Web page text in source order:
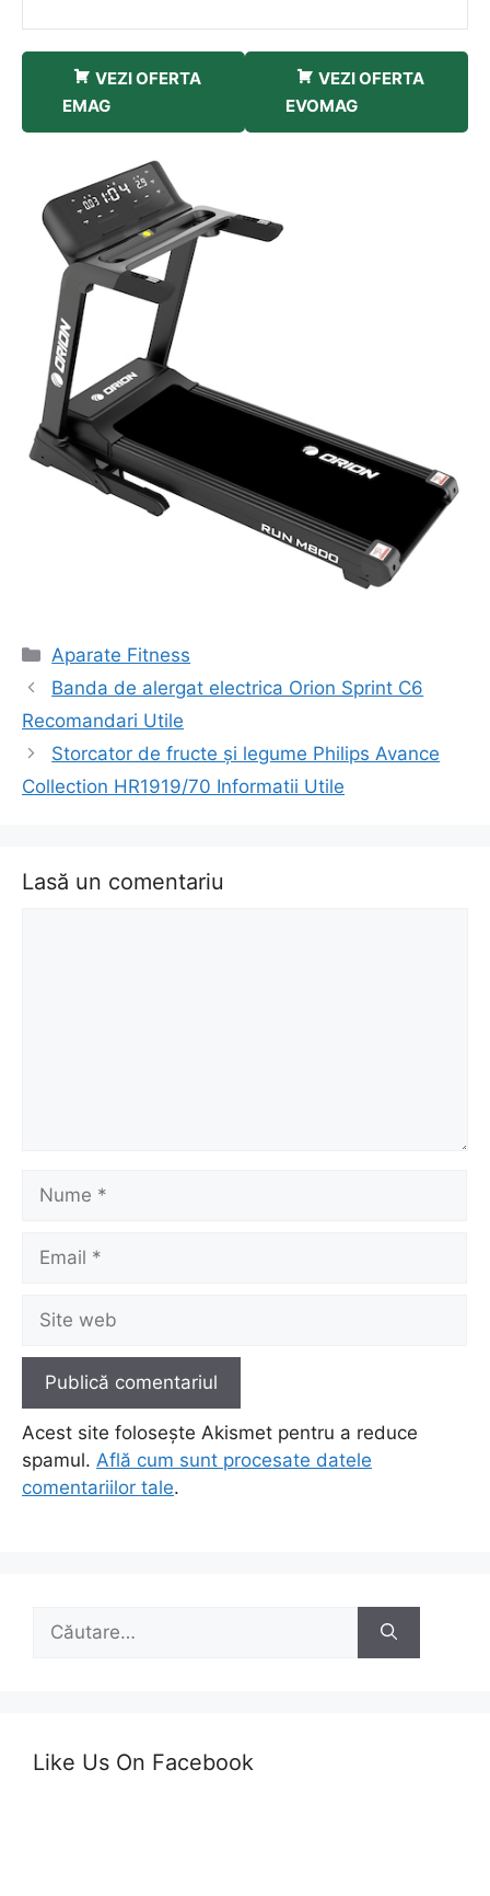
VEZI OFERTA
EMAG
VEZI OFERTA
EVOMAG
Categorii
Aparate Fitness
Navigare
în
Banda de alergat electrica Orion Sprint C6
Recomandari Utile
Storcator de fructe și legume Philips Avance
Collection HR1919/70 Informatii Utile
Lasă un comentariu
Nume
Email
Site
web
Acest site folosește Akismet pentru a reduce
spamul. Află cum sunt procesate datele
comentariilor tale.
după:
Like Us On Facebook